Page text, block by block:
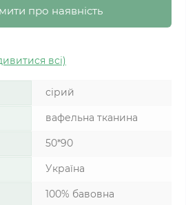
про наявність
всі)
сірий
вафельна тканина
50*90
Україна
100% бавовна